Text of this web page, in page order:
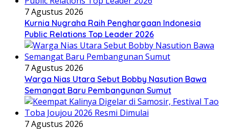
7 Agustus 2026
Kurnia Nugraha Raih Penghargaan Indonesia
Public Relations Top Leader 2026
7 Agustus 2026
Warga Nias Utara Sebut Bobby Nasution Bawa
Semangat Baru Pembangunan Sumut
7 Agustus 2026